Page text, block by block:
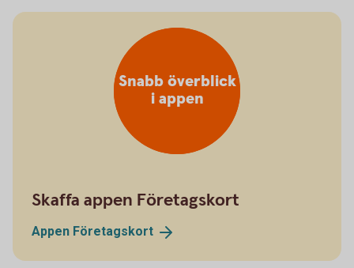
Snabb överblick
i appen
Skaffa appen Företagskort
Appen Företagskort